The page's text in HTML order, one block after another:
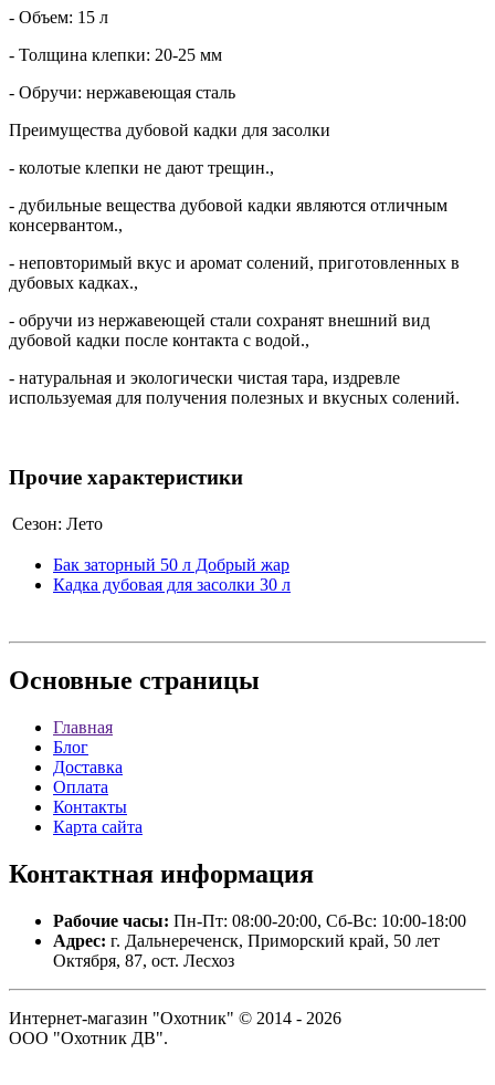
- Объем: 15 л
- Толщина клепки: 20-25 мм
- Обручи: нержавеющая сталь
Преимущества дубовой кадки для засолки
- колотые клепки не дают трещин.,
- дубильные вещества дубовой кадки являются отличным
консервантом.,
- неповторимый вкус и аромат солений, приготовленных в
дубовых кадках.,
- обручи из нержавеющей стали сохранят внешний вид
дубовой кадки после контакта с водой.,
- натуральная и экологически чистая тара, издревле
используемая для получения полезных и вкусных солений.
Прочие характеристики
Сезон: Лето
Бак заторный 50 л Добрый жар
Кадка дубовая для засолки 30 л
Основные страницы
Главная
Блог
Доставка
Оплата
Контакты
Карта сайта
Контактная информация
Рабочие часы: Пн-Пт: 08:00-20:00, Сб-Вс: 10:00-18:00
Адрес: г. Дальнереченск, Приморский край, 50 лет
Октября, 87, ост. Лесхоз
Интернет-магазин "Охотник" © 2014 - 2026
ООО "Охотник ДВ".